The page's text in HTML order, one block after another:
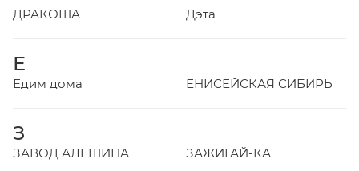
ДРАКОША
Дэта
Е
Едим дома ЕНИСЕЙСКАЯ СИБИРЬ
З
ЗАВОД АЛЕШИНА
ЗАЖИГАЙ-КА